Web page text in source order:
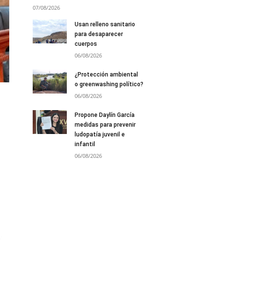
07/08/2026
Usan relleno sanitario
para desaparecer
cuerpos
06/08/2026
¿Protección ambiental
o greenwashing político?
06/08/2026
Propone Daylín García
medidas para prevenir
ludopatía juvenil e
infantil
06/08/2026